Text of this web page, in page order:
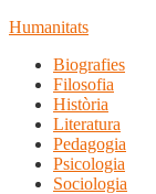
Humanitats
Biografies
Filosofia
Història
Literatura
Pedagogia
Psicologia
Sociologia